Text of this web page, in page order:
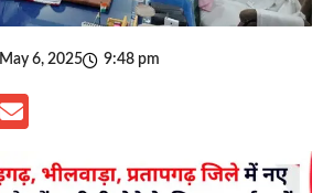
May 6, 2025 9:48 pm